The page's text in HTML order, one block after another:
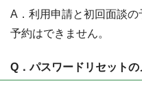
A．利用申請と初回面談
予約はできません。
Q．パスワードリセットの